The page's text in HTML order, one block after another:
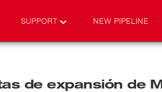
SUPPORT NEW PIPELINE
de expansión de